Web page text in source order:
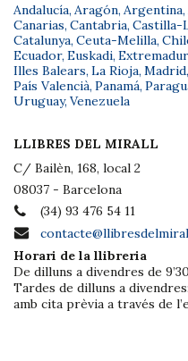
Andalucía, Aragón, Argentina,
Canarias, Cantabria, Castilla-
Catalunya, Ceuta-Melilla,
Ecuador, Euskadi,
Illes Balears, La Rioja, Madrid,
País Valencià, Panamá,
Uruguay, Venezuela
LLIBRES DEL MIRALL
C/ Bailèn, 168, local 2
08037 - Barcelona
(34) 93 476 54 11
Horari de la llibreria
De dilluns a divendres de 9’30
Tardes de dilluns a
amb cita prèvia a través de